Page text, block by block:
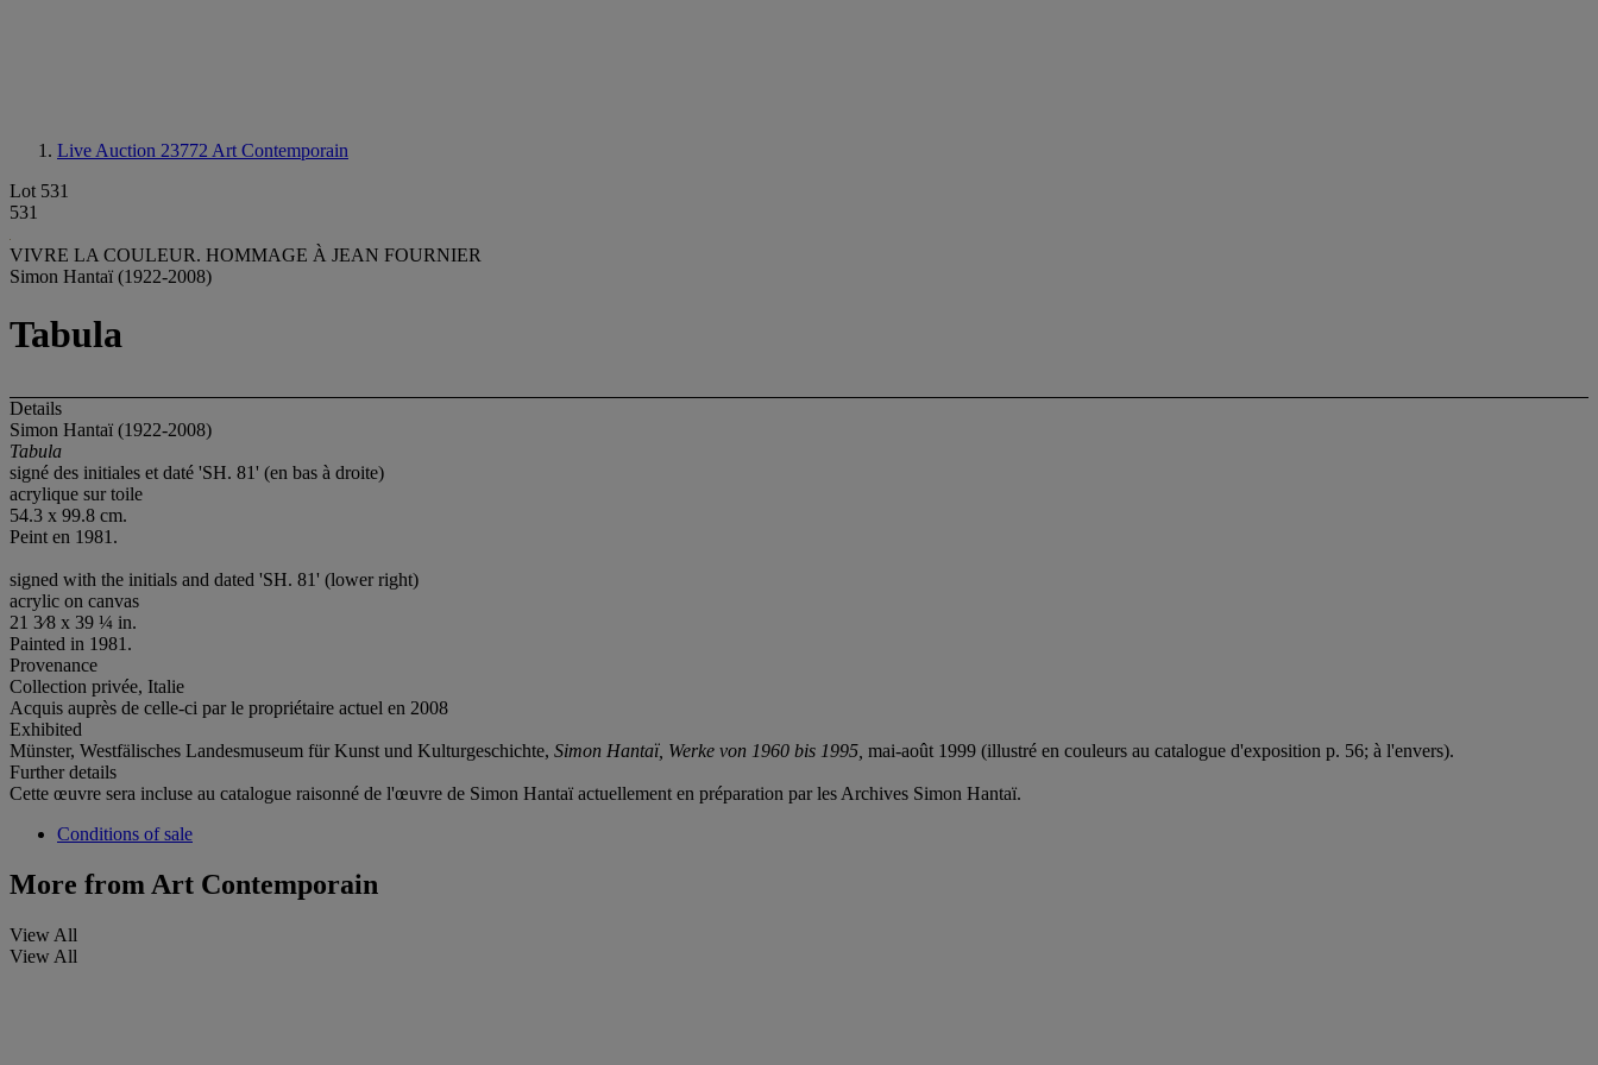
Live Auction 23772 Art Contemporain
Lot 531
531
VIVRE LA COULEUR. HOMMAGE À JEAN FOURNIER
Simon Hantaï (1922-2008)
Tabula
Details
Simon Hantaï (1922-2008)
Tabula
signé des initiales et daté 'SH. 81' (en bas à droite)
acrylique sur toile
54.3 x 99.8 cm.
Peint en 1981.
signed with the initials and dated 'SH. 81' (lower right)
acrylic on canvas
21 3⁄8 x 39 ¼ in.
Painted in 1981.
Provenance
Collection privée, Italie
Acquis auprès de celle-ci par le propriétaire actuel en 2008
Exhibited
Münster, Westfälisches Landesmuseum für Kunst und Kulturgeschichte, Simon Hantaï, Werke von 1960 bis 1995, mai-août 1999 (illustré en couleurs au catalogue d'exposition p. 56; à l'envers).
Further details
Cette œuvre sera incluse au catalogue raisonné de l'œuvre de Simon Hantaï actuellement en préparation par les Archives Simon Hantaï.
Conditions of sale
More from Art Contemporain
View All
View All